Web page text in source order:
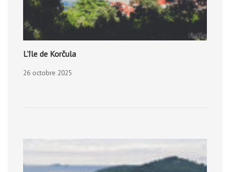
L’île de Korčula
26 octobre 2025